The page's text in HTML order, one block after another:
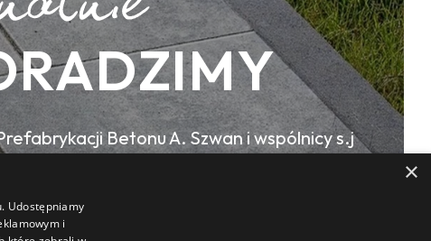
Betonu A. Szwan i wspólnicy s.j
32, 44-190 Knurów
×
Udostępniamy
i